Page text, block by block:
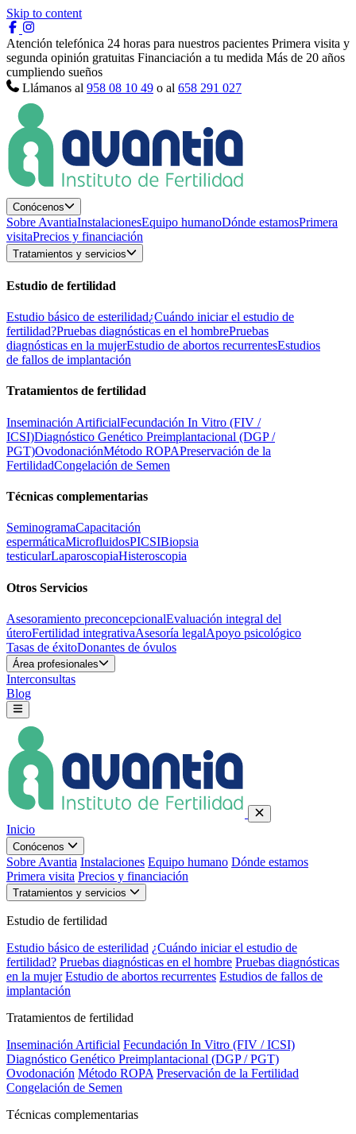
Skip to content
Atención telefónica 24 horas para nuestros pacientes Primera visita y
segunda opinión gratuitas Financiación a tu medida Más de 20 años
cumpliendo sueños
Llámanos al 958 08 10 49 o al 658 291 027
Conócenos
Sobre AvantiaInstalacionesEquipo humanoDónde estamosPrimera
visitaPrecios y financiación
Tratamientos y servicios
Estudio de fertilidad
Estudio básico de esterilidad¿Cuándo iniciar el estudio de
fertilidad?Pruebas diagnósticas en el hombrePruebas
diagnósticas en la mujerEstudio de abortos recurrentesEstudios
de fallos de implantación
Tratamientos de fertilidad
Inseminación ArtificialFecundación In Vitro (FIV /
ICSI)Diagnóstico Genético Preimplantacional (DGP /
PGT)OvodonaciónMétodo ROPAPreservación de la
FertilidadCongelación de Semen
Técnicas complementarias
SeminogramaCapacitación
espermáticaMicrofluidosPICSIBiopsia
testicularLaparoscopiaHisteroscopia
Otros Servicios
Asesoramiento preconcepcionalEvaluación integral del
úteroFertilidad integrativaAsesoría legalApoyo psicológico
Tasas de éxitoDonantes de óvulos
Área profesionales
Interconsultas
Blog
Inicio
Conócenos
Sobre Avantia Instalaciones Equipo humano Dónde estamos
Primera visita Precios y financiación
Tratamientos y servicios
Estudio de fertilidad
Estudio básico de esterilidad ¿Cuándo iniciar el estudio de
fertilidad? Pruebas diagnósticas en el hombre Pruebas diagnósticas
en la mujer Estudio de abortos recurrentes Estudios de fallos de
implantación
Tratamientos de fertilidad
Inseminación Artificial Fecundación In Vitro (FIV / ICSI)
Diagnóstico Genético Preimplantacional (DGP / PGT)
Ovodonación Método ROPA Preservación de la Fertilidad
Congelación de Semen
Técnicas complementarias